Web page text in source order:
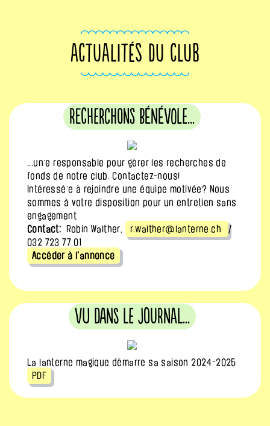
ACTUALITÉS DU CLUB
Recherchons bénévole...
...un·e responsable pour gérer les recherches de
fonds de notre club. Contactez-nous!
Intéressé·e à rejoindre une équipe motivée? Nous
sommes à votre disposition pour un entretien sans
engagement
Contact: Robin Walther, r.walther@lanterne.ch
/
032 723 77 01
Accéder à l'annonce
Vu dans le journal...
La lanterne magique démarre sa saison 2024-2025
PDF